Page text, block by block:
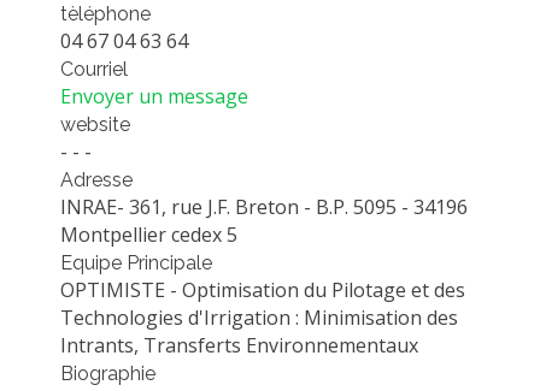
INGÉNIEUR
FORMATION CONTINUE
FORMATION DOCTORALE
MOOC
PRODUCTION
MÉTHODES ET OUTILS
LOGICIELS
PUBLICATIONS SUR HAL
HDR
tèléphone
04 67 04 63 64
Courriel
Envoyer un message
website
- - -
Adresse
INRAE- 361, rue J.F. Breton - B.P. 5095 - 34196
Montpellier cedex 5
Equipe Principale
OPTIMISTE - Optimisation du Pilotage et des
Technologies d'Irrigation : Minimisation des
Intrants, Transferts Environnementaux
Biographie